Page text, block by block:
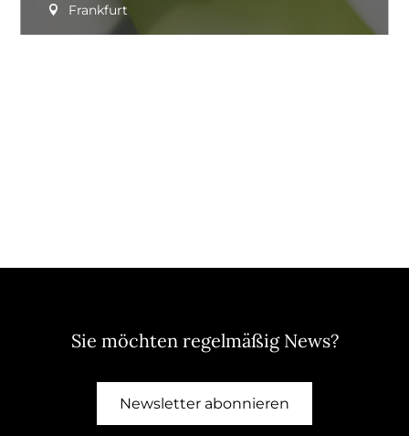
Frankfurt
Sie möchten regelmäßig News?
Newsletter abonnieren